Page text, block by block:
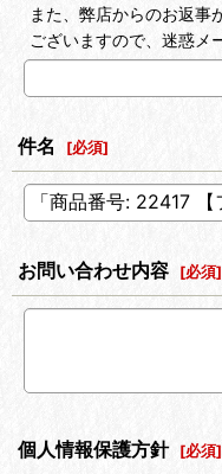
また、弊店からのお返事
ございますので、迷惑メ
件名 [必須]
お問い合わせ内容 [必須]
個人情報保護方針 [必須]